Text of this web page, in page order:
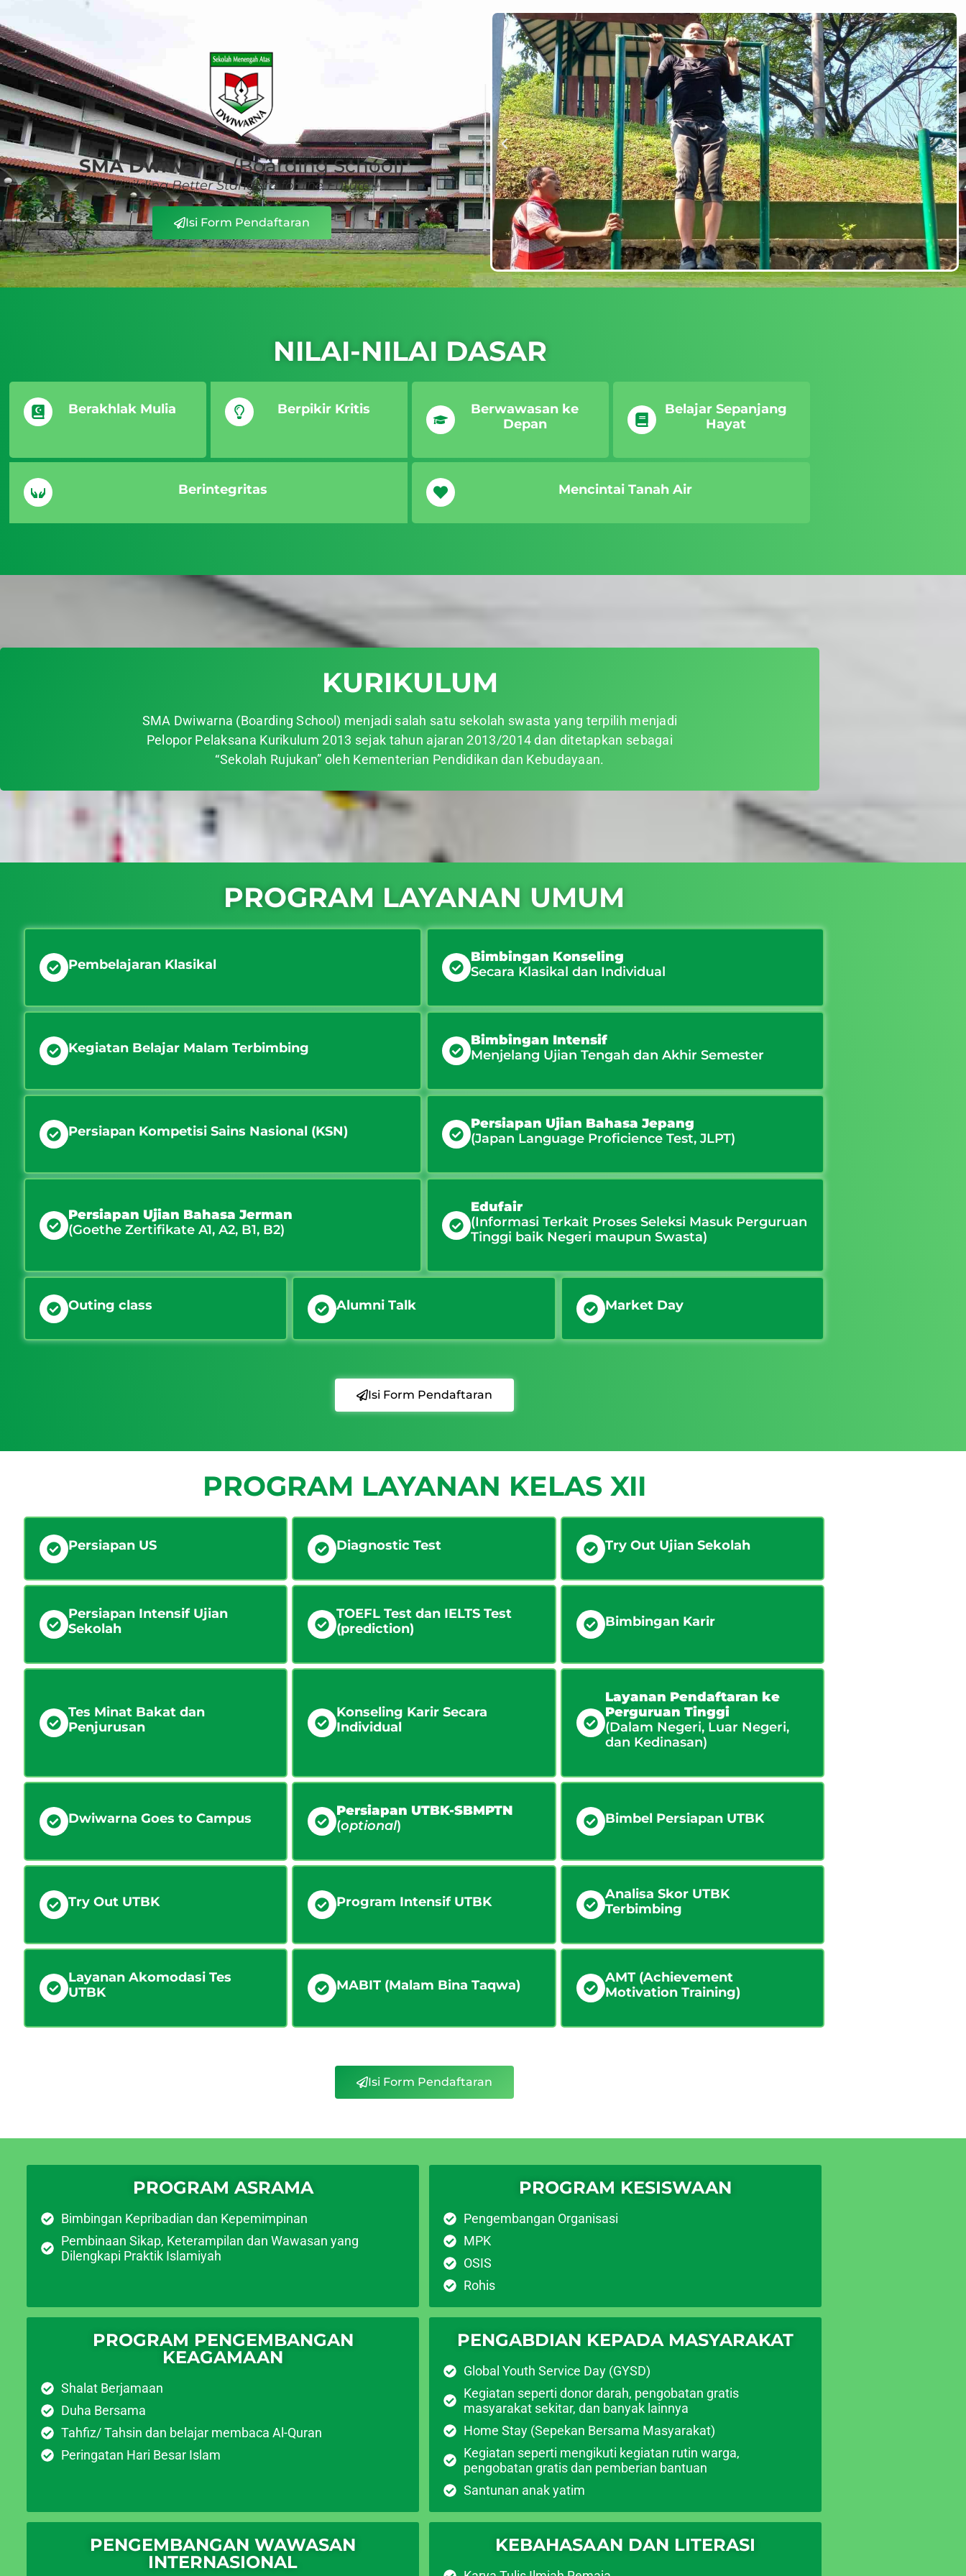
SMA Dwiwarna(Boarding School)
Building Better Standard for the Future
Isi Form Pendaftaran
NILAI-NILAI DASAR
Berakhlak Mulia Berpikir Kritis
Berwawasan ke
Depan
Belajar Sepanjang
Hayat
Berintegritas Mencintai Tanah Air
KURIKULUM
SMA Dwiwarna (Boarding School) menjadi salah satu sekolah swasta yang terpilih menjadi
Pelopor Pelaksana Kurikulum 2013 sejak tahun ajaran 2013/2014 dan ditetapkan sebagai
“Sekolah Rujukan” oleh Kementerian Pendidikan dan Kebudayaan.
PROGRAM LAYANAN UMUM
Pembelajaran Klasikal
Bimbingan Konseling
Secara Klasikal dan Individual
Kegiatan Belajar Malam Terbimbing
Bimbingan Intensif
Menjelang Ujian Tengah dan Akhir Semester
Persiapan Kompetisi Sains Nasional (KSN)
Persiapan Ujian Bahasa Jepang
(Japan Language Proficience Test, JLPT)
Persiapan Ujian Bahasa Jerman
(Goethe Zertifikate A1, A2, B1, B2)
Edufair
(Informasi Terkait Proses Seleksi Masuk Perguruan
Tinggi baik Negeri maupun Swasta)
Outing class Alumni Talk Market Day
Isi Form Pendaftaran
PROGRAM LAYANAN KELAS XII
Persiapan US Diagnostic Test Try Out Ujian Sekolah
Persiapan Intensif Ujian
Sekolah
TOEFL Test dan IELTS Test
(prediction)
Bimbingan Karir
Tes Minat Bakat dan
Penjurusan
Konseling Karir Secara
Individual
Layanan Pendaftaran ke
Perguruan Tinggi
(Dalam Negeri, Luar Negeri,
dan Kedinasan)
Dwiwarna Goes to Campus
Persiapan UTBK-SBMPTN
(optional) Bimbel Persiapan UTBK
Try Out UTBK Program Intensif UTBK
Analisa Skor UTBK
Terbimbing
Layanan Akomodasi Tes
UTBK
MABIT (Malam Bina Taqwa)
AMT (Achievement
Motivation Training)
Isi Form Pendaftaran
PROGRAM ASRAMA
Bimbingan Kepribadian dan Kepemimpinan
Pembinaan Sikap, Keterampilan dan Wawasan yang
Dilengkapi Praktik Islamiyah
PROGRAM KESISWAAN
Pengembangan Organisasi
MPK
OSIS
Rohis
PROGRAM PENGEMBANGAN
KEAGAMAAN
Shalat Berjamaan
Duha Bersama
Tahfiz/ Tahsin dan belajar membaca Al-Quran
Peringatan Hari Besar Islam
PENGABDIAN KEPADA MASYARAKAT
Global Youth Service Day (GYSD)
Kegiatan seperti donor darah, pengobatan gratis
masyarakat sekitar, dan banyak lainnya
Home Stay (Sepekan Bersama Masyarakat)
Kegiatan seperti mengikuti kegiatan rutin warga,
pengobatan gratis dan pemberian bantuan
Santunan anak yatim
PENGEMBANGAN WAWASAN
INTERNASIONAL
KEBAHASAAN DAN LITERASI